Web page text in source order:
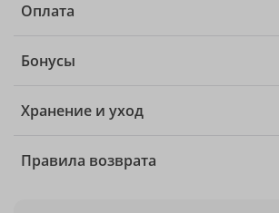
Оплата
Бонусы
Хранение и уход
Правила возврата